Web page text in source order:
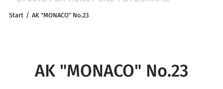
Start AK "MONACO" No.23
AK "MONACO" No.23